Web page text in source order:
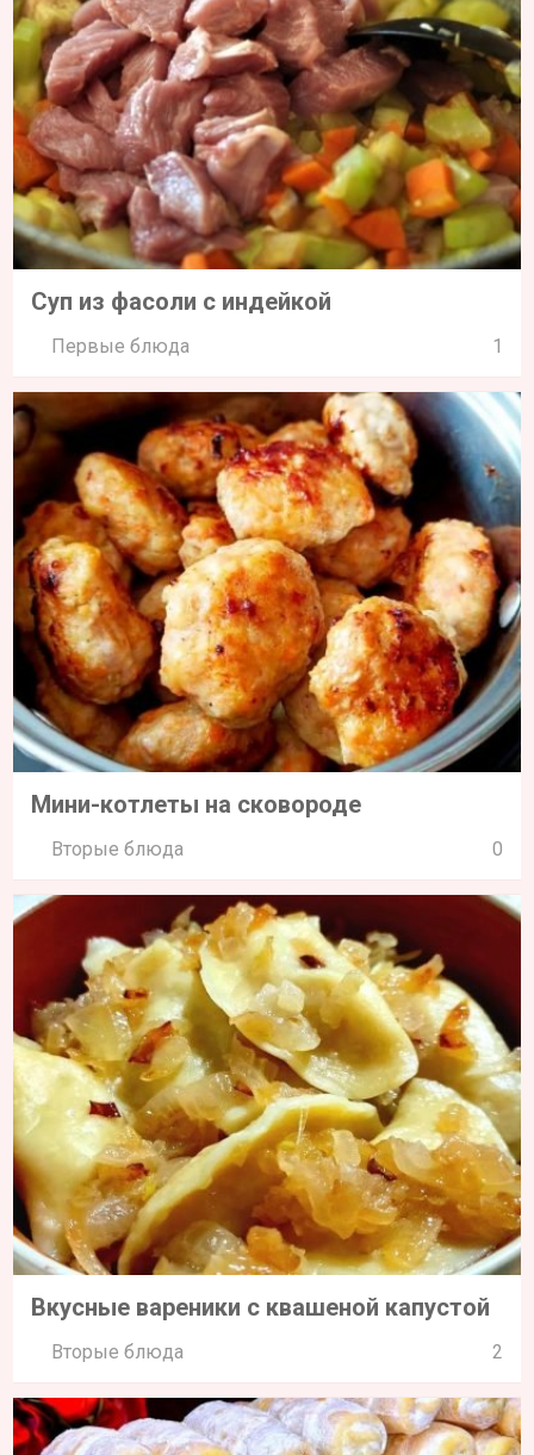
Суп из фасоли с индейкой
Первые блюда 1
Мини-котлеты на сковороде
Вторые блюда 0
Вкусные вареники с квашеной капустой
Вторые блюда 2